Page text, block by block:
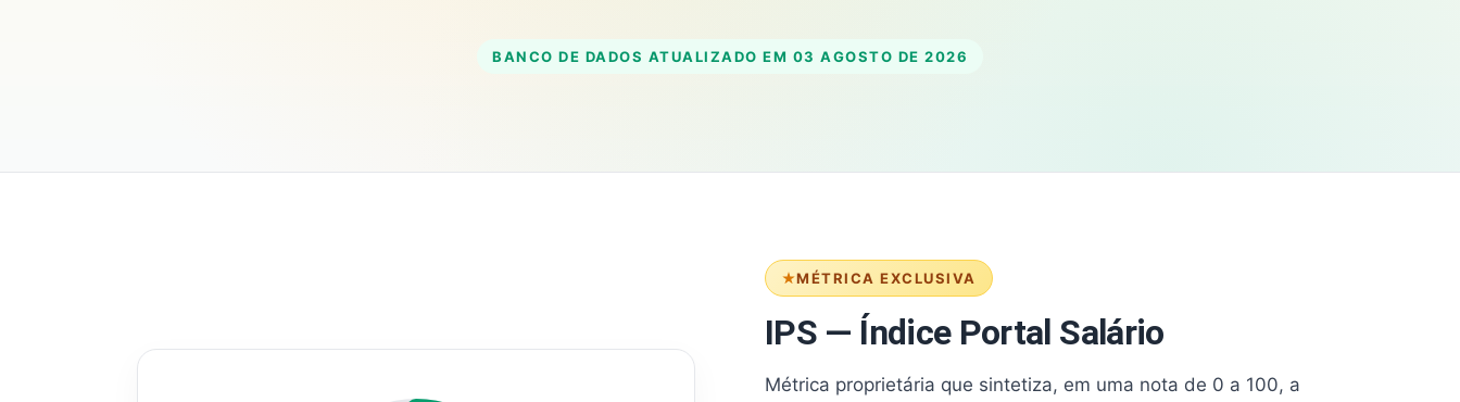
BANCO DE DADOS ATUALIZADO EM 03 AGOSTO DE 2026
MÉTRICA EXCLUSIVA
IPS — Índice Portal Salário
Métrica proprietária que sintetiza, em uma nota de 0 a 100, a